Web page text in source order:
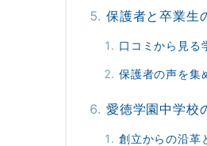
保護者と卒業生
口コミから見る
保護者の声を集
愛徳学園中学校
創立からの沿革